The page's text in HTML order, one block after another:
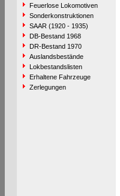
Feuerlose Lokomotiven
Sonderkonstruktionen
SAAR (1920 - 1935)
DB-Bestand 1968
DR-Bestand 1970
Auslandsbestände
Lokbestandslisten
Erhaltene Fahrzeuge
Zerlegungen